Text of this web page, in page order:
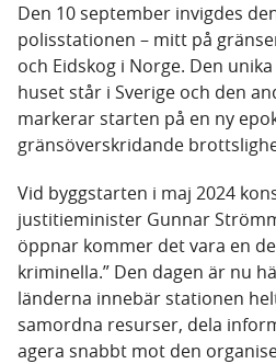
Den 10 september invigdes
polisstationen – mitt på
och Eidskog i Norge. Den
huset står i Sverige och den
markerar starten på en ny
gränsöverskridande
Vid byggstarten i maj 2024
justitieminister Gunnar
öppnar kommer det vara en
kriminella.” Den dagen är nu
länderna innebär stationen
samordna resurser, dela
agera snabbt mot den